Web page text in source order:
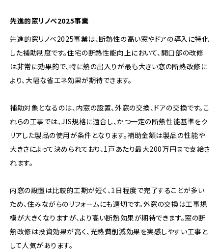
先進的窓リノベ2025事業
先進的窓リノベ2025事業は、断熱性の高い窓やドアの導入に特化
した補助制度です。住宅の断熱性能向上において、開口部の改修
は非常に効果的で、特に熱の出入りが最も大きい窓の断熱改修に
より、大幅な省エネ効果が期待できます。
補助対象となるのは、内窓の設置、外窓の交換、ドアの交換です。こ
れらの工事では、JIS規格に適合し、かつ一定の断熱性能基準をク
リアした製品の使用が条件となります。補助金額は製品の性能や
大きさによって決められており、1戸あたり最大200万円まで支給さ
れます。
内窓の設置は比較的工期が短く、1日程度で完了することが多い
ため、住みながらのリフォームにも適切です。外窓の交換は工事規
模が大きくなりますが、より高い断熱効果が期待できます。窓の断
熱改修は投資効果が高く、光熱費削減効果を実感しやすい工事と
して人気があります。